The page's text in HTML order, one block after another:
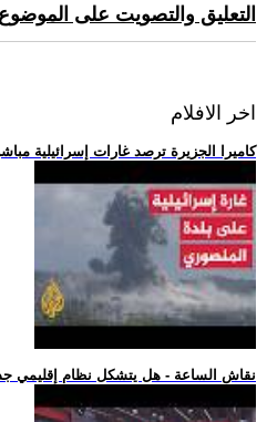
التعليق والتصويت على
اخر الافلام
.. كاميرا الجزيرة ترصد غارات إسرائيلية
.. نقاش الساعة - هل يتشكل نظام إقليمي